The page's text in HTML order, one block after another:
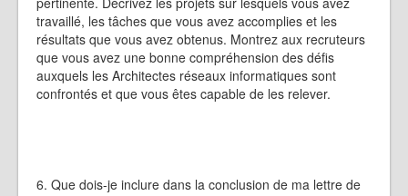
travaillé, les tâches que vous avez accomplies et les
résultats que vous avez obtenus. Montrez aux recruteurs
que vous avez une bonne compréhension des défis
auxquels les Architectes réseaux informatiques sont
confrontés et que vous êtes capable de les relever.
6. Que dois-je inclure dans la conclusion de ma lettre de